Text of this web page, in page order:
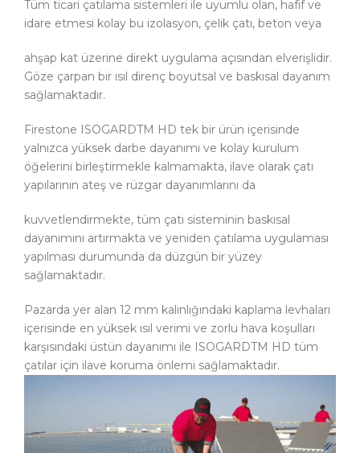
Tüm ticari çatılama sistemleri ile uyumlu olan, hafif ve
idare etmesi kolay bu izolasyon, çelik çatı, beton veya
ahşap kat üzerine direkt uygulama açısından elverişlidir.
Göze çarpan bir ısıl direnç boyutsal ve baskısal dayanım
sağlamaktadır.
Firestone ISOGARDTM HD tek bir ürün içerisinde
yalnızca yüksek darbe dayanımı ve kolay kurulum
öğelerini birleştirmekle kalmamakta, ilave olarak çatı
yapılarının ateş ve rüzgar dayanımlarını da
kuvvetlendirmekte, tüm çatı sisteminin baskısal
dayanımını artırmakta ve yeniden çatılama uygulaması
yapılması durumunda da düzgün bir yüzey
sağlamaktadır.
Pazarda yer alan 12 mm kalınlığındaki kaplama levhaları
içerisinde en yüksek ısıl verimi ve zorlu hava koşulları
karşısındaki üstün dayanımı ile ISOGARDTM HD tüm
çatılar için ilave koruma önlemi sağlamaktadır.